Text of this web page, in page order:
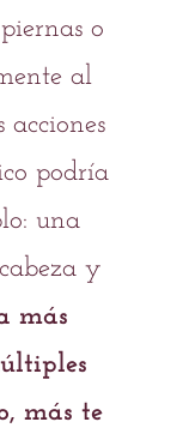
o
al
podría
una
y
más
más te